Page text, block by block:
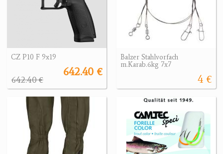
CZ P10 F 9x19
642.40 €
642.40 €
Balzer Stahlvorfach
m.Karab.6kg 7x7
4 €